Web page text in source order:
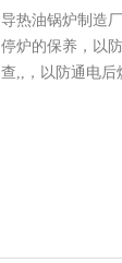
导热油锅炉制造
停炉的保养，以
查,,，以防通电后